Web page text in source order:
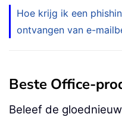
Hoe krijg ik een
ontvangen van e-
Beste Office-
Beleef de